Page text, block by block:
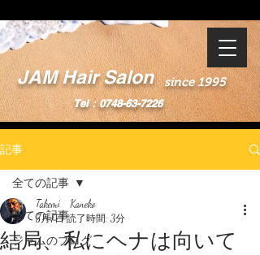
JAM Hair Salon since 1995
Tel：0748-63-7226
記事
全ての記事
ジャムのブログ
全ての記事
結局、私にヘナは向いて
Takemi Kaneko
5月7日 読了時間: 3分